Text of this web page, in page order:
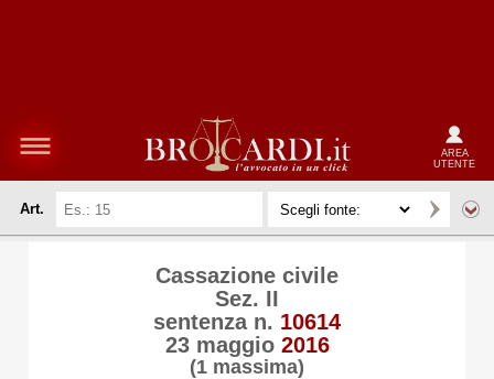
AREA
UTENTE
Art.
Cassazione civile
Sez. II
sentenza n. 10614
23 maggio 2016
(1 massima)